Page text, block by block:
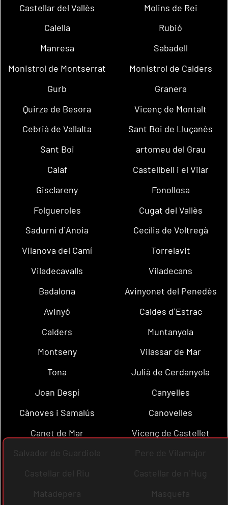
Castellar del Vallès
Molins de Rei
Calella
Rubió
Manresa
Sabadell
Monistrol de Montserrat
Monistrol de Calders
Gurb
Granera
Quirze de Besora
Vicenç de Montalt
Cebrià de Vallalta
Sant Boi de Lluçanès
Sant Boi
artomeu del Grau
Calaf
Castellbell i el Vilar
Gisclareny
Fonollosa
Folgueroles
Cugat del Vallès
Sadurní d´Anoia
Cecília de Voltregà
Vilanova del Camí
Torrelavit
Viladecavalls
Viladecans
Badalona
Avinyonet del Penedès
Avinyó
Caldes d´Estrac
Calders
Muntanyola
Montseny
Vilassar de Mar
Tona
Julià de Cerdanyola
Joan Despí
Canyelles
Cànoves i Samalús
Canovelles
Canet de Mar
Vicenç de Castellet
Salvador de Guardiola
Pere de Vilamajor
Castellar del Riu
Castellar de n´Hug
Matadepera
Masquefa